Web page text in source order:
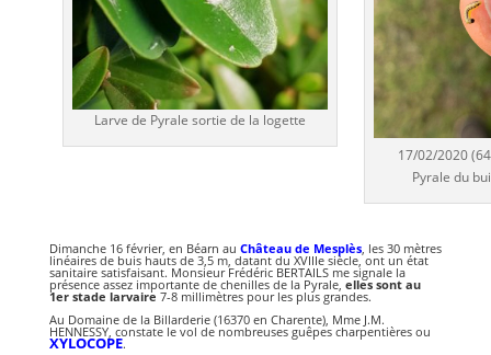
Larve de Pyrale sortie de la logette
17/02/2020
Pyrale du
Dimanche 16 février, en Béarn au Château de Mesplès, les 30 mètres
linéaires de buis hauts de 3,5 m, datant du XVIIIe siècle, ont un état
sanitaire satisfaisant. Monsieur Frédéric BERTAILS me signale la
présence assez importante de chenilles de la Pyrale, elles sont au
1er stade larvaire 7-8 millimètres pour les plus grandes.
Au Domaine de la Billarderie (16370 en Charente), Mme J.M.
HENNESSY, constate le vol de nombreuses guêpes charpentières ou
XYLOCOPE.